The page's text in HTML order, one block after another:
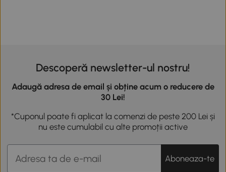
Descoperă newsletter-ul nostru!
Adaugă adresa de email și obține acum o reducere de
30 Lei!
*Cuponul poate fi aplicat la comenzi de peste 200 Lei și
nu este cumulabil cu alte promoții active
Aboneaza-te